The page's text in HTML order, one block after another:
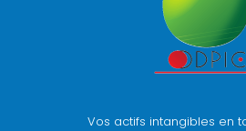
Vos actifs intangibles en